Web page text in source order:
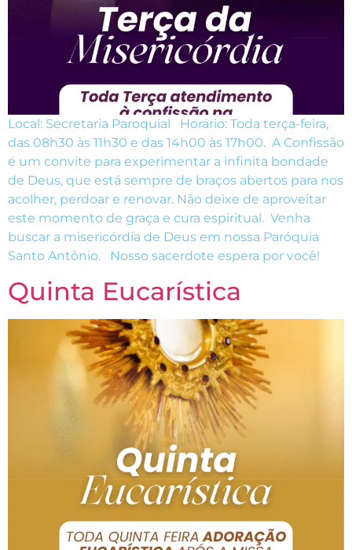
Local: Secretaria Paroquial Horário: Toda terça-feira,
das 08h30 às 11h30 e das 14h00 às 17h00. A Confissão
é um convite para experimentar a infinita bondade
de Deus, que está sempre de braços abertos para nos
acolher, perdoar e renovar. Não deixe de aproveitar
este momento de graça e cura espiritual. Venha
buscar a misericórdia de Deus em nossa Paróquia
Santo Antônio. Nosso sacerdote espera por você!
Quinta Eucarística